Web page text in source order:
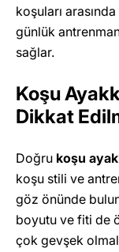
koşuları
günlük
sağlar.
Koşu
Dikkat
Doğru koşu
koşu stili ve
göz önünde
boyutu ve fiti de
çok gevşek